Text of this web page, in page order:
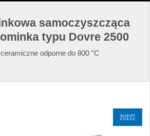
samoczyszcząca
typu Dovre 2500
odporne do 800 °C